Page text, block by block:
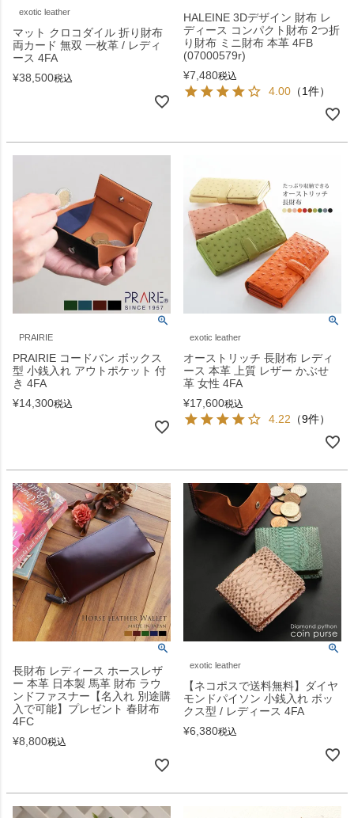
exotic leather
マット クロコダイル 折り財布
両カード 無双 一枚革 / レディ
ース 4FA
¥38,500税込
HALEINE 3Dデザイン 財布 レ
ディース コンパクト財布 2つ折
り財布 ミニ財布 本革 4FB
(07000579r)
¥7,480税込
4.00 （1件）
PRAIRIE
PRAIRIE コードバン ボックス
型 小銭入れ アウトポケット 付
き 4FA
¥14,300税込
exotic leather
オーストリッチ 長財布 レディ
ース 本革 上質 レザー かぶせ
革 女性 4FA
¥17,600税込
4.22 （9件）
長財布 レディース ホースレザ
ー 本革 日本製 馬革 財布 ラウ
ンドファスナー【名入れ 別途購
入で可能】プレゼント 春財布
4FC
¥8,800税込
exotic leather
【ネコポスで送料無料】ダイヤ
モンドパイソン 小銭入れ ボッ
クス型 / レディース 4FA
¥6,380税込